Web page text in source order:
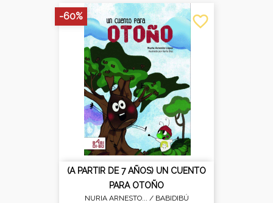
(A PARTIR DE 7 AÑOS) UN CUENTO
PARA OTOÑO
NURIA ARNESTO... / BABIDIBÚ
favorite_border
-60%